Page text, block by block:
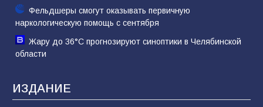
Фельдшеры смогут оказывать первичную
наркологическую помощь с сентября
Жару до 36°С прогнозируют синоптики в Челябинской
области
ИЗДАНИЕ